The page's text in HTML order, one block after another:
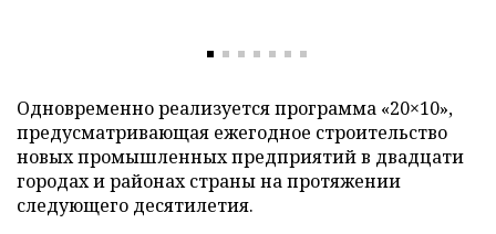
Одновременно реализуется программа «20×10»,
предусматривающая ежегодное строительство
новых промышленных предприятий в двадцати
городах и районах страны на протяжении
следующего десятилетия.